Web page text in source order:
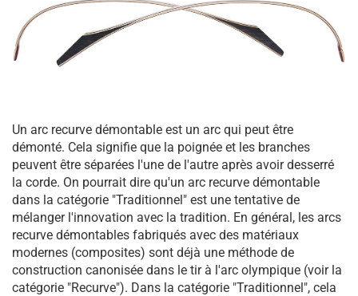
Un arc recurve démontable est un arc qui peut être
démonté. Cela signifie que la poignée et les branches
peuvent être séparées l'une de l'autre après avoir desserré
la corde. On pourrait dire qu'un arc recurve démontable
dans la catégorie "Traditionnel" est une tentative de
mélanger l'innovation avec la tradition. En général, les arcs
recurve démontables fabriqués avec des matériaux
modernes (composites) sont déjà une méthode de
construction canonisée dans le tir à l'arc olympique (voir la
catégorie "Recurve"). Dans la catégorie "Traditionnel", cela